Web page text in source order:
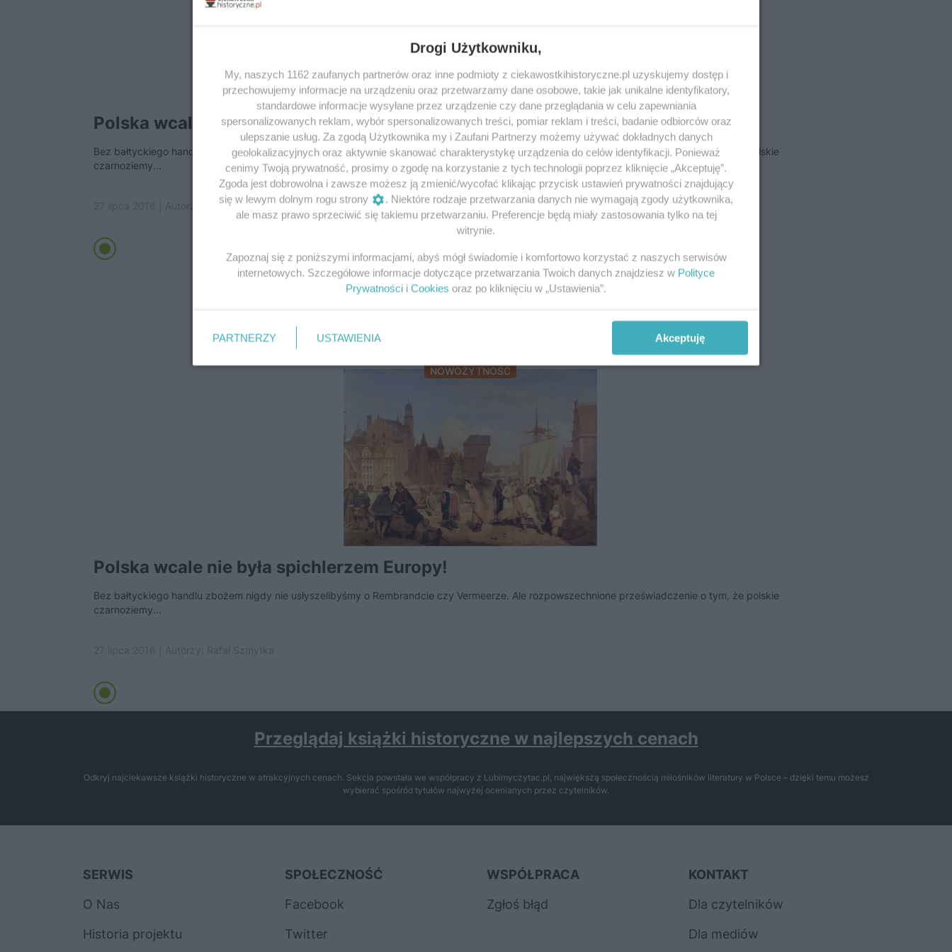
Polska wcale nie była spichlerzem Europy!
Bez bałtyckiego handlu zbożem nigdy nie usłyszelibyśmy o Rembrandcie czy Vermeerze. Ale rozpowszechnione przeświadczenie o tym, że polskie
czarnoziemy...
Rafał Szmytka
NAJCZĘŚCIEJ KOMENTOWANE
NOWOŻYTNOŚĆ
Polska wcale nie była spichlerzem Europy!
Bez bałtyckiego handlu zbożem nigdy nie usłyszelibyśmy o Rembrandcie czy Vermeerze. Ale rozpowszechnione przeświadczenie o tym, że polskie
czarnoziemy...
Przeglądaj książki historyczne w najlepszych cenach
Odkryj najciekawsze książki historyczne w atrakcyjnych cenach. Sekcja powstała we współpracy z Lubimyczytac.pl, największą społecznością miłośników literatury w Polsce – dzięki temu możesz
wybierać spośród tytułów najwyżej ocenianych przez czytelników.
SERWIS
O Nas
Historia projektu
SPOŁECZNOŚĆ
Facebook
Twitter
WSPÓŁPRACA
Zgłoś błąd
KONTAKT
Dla czytelników
Dla mediów
Drogi Użytkowniku,
My, naszych 1162 zaufanych partnerów oraz inne podmioty z ciekawostkihistoryczne.pl uzyskujemy dostęp i
przechowujemy informacje na urządzeniu oraz przetwarzamy dane osobowe, takie jak unikalne identyfikatory,
standardowe informacje wysyłane przez urządzenie czy dane przeglądania w celu zapewniania
spersonalizowanych reklam, wybór spersonalizowanych treści, pomiar reklam i treści, badanie odbiorców oraz
ulepszanie usług. Za zgodą Użytkownika my i Zaufani Partnerzy możemy używać dokładnych danych
geolokalizacyjnych oraz aktywnie skanować charakterystykę urządzenia do celów identyfikacji. Ponieważ
cenimy Twoją prywatność, prosimy o zgodę na korzystanie z tych technologii poprzez kliknięcie „Akceptuję”.
Zgoda jest dobrowolna i zawsze możesz ją zmienić/wycofać klikając przycisk ustawień prywatności znajdujący
się w lewym dolnym rogu strony
. Niektóre rodzaje przetwarzania danych nie wymagają zgody użytkownika,
ale masz prawo sprzeciwić się takiemu przetwarzaniu. Preferencje będą miały zastosowania tylko na tej
witrynie.
Zapoznaj się z poniższymi informacjami, abyś mógł świadomie i komfortowo korzystać z naszych serwisów
internetowych. Szczegółowe informacje dotyczące przetwarzania Twoich danych znajdziesz w Polityce
Prywatności i Cookies oraz po kliknięciu w „Ustawienia”.
PARTNERZY USTAWIENIA Akceptuję